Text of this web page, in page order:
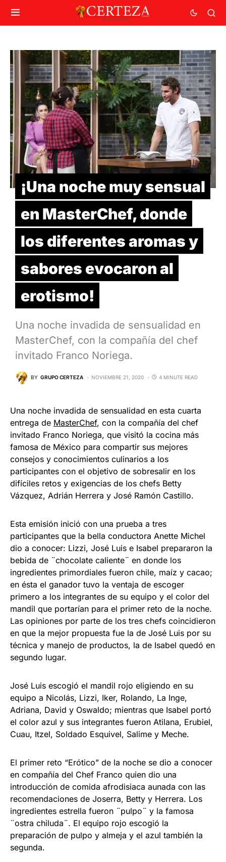
¡Una noche muy sensual
en MasterChef, donde
los diferentes aromas y
sabores evocaron al
erotismo!
Una noche invadida de sensualidad en
MasterChef, con la compañía del chef
invitado Franco Noriega.
BY GRUPO CERTEZA NOVIEMBRE 21, 2020 4 MINUTE READ
Una noche invadida de sensualidad en esta cuarta
entrega de MasterChef, con la compañía del chef
invitado Franco Noriega, que visitó la cocina más
famosa de México para compartir sus mejores
consejos y conocimientos culinarios a los
participantes con el objetivo de sobresalir en los
difíciles retos y exigencias de los chefs Betty
Vázquez, Adrián Herrera y José Ramón Castillo.
Esta emisión inició con una prueba a tres
participantes que la bella conductora Anette Michel
dio a conocer: Lizzi, José Luis e Isabel prepararon la
bebida de ¨chocolate caliente¨ en donde los
ingredientes primordiales fueron chile, maíz y cacao;
en ésta el ganador tuvo la ventaja de escoger
primero a los integrantes de su equipo y el color del
mandil que portarían para el primer reto de la noche.
Las opiniones por parte de los tres chefs coincidieron
en que la mejor propuesta fue la de José Luis por su
técnica y manejo de productos, la de Isabel quedó en
segundo lugar.
José Luis escogió el mandil rojo eligiendo en su
equipo a Nicolás, Lizzi, Iker, Rolando, La Inge,
Adriana, David y Oswaldo; mientras que Isabel portó
el color azul y sus integrantes fueron Atilana, Erubiel,
Cuau, Itzel, Soldado Esquivel, Salime y Meche.
El primer reto “Erótico” de la noche se dio a conocer
en compañía del Chef Franco quien dio una
introducción de comida afrodisiaca aunada con las
recomendaciones de Joserra, Betty y Herrera. Los
ingredientes estrella fueron ¨pulpo¨ y la famosa
¨ostra chiluda¨. El equipo rojo escogió la
preparación de pulpo y almeja y el azul también la
segunda.